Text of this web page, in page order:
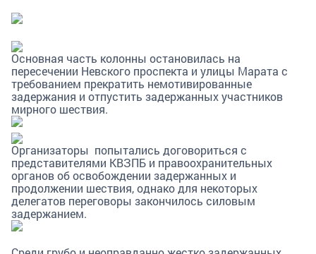
Основная часть колонны остановилась на
пересечении Невского проспекта и улицы Марата с
требованием прекратить немотивированные
задержания и отпустить задержанных участников
мирного шествия.
Организаторы попытались договориться с
представителями КВЗПБ и правоохранительных
органов об освобождении задержанных и
продолжении шествия, однако для некоторых
делегатов переговоры закончилось силовым
задержанием.